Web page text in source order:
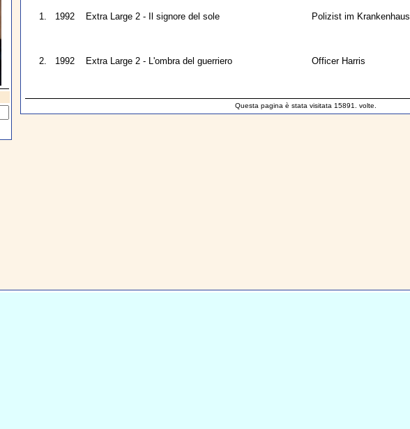
1. 1992 Extra Large 2 - Il signore del sole Polizist im Krankenhaus
2. 1992 Extra Large 2 - L'ombra del guerriero Officer Harris
Questa pagina è stata visitata 15891. volte.